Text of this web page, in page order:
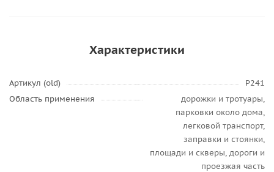
Характеристики
Артикул (old)
P241
Область применения
дорожки и тротуары,
парковки около дома,
легковой транспорт,
заправки и стоянки,
площади и скверы, дороги и
проезжая часть